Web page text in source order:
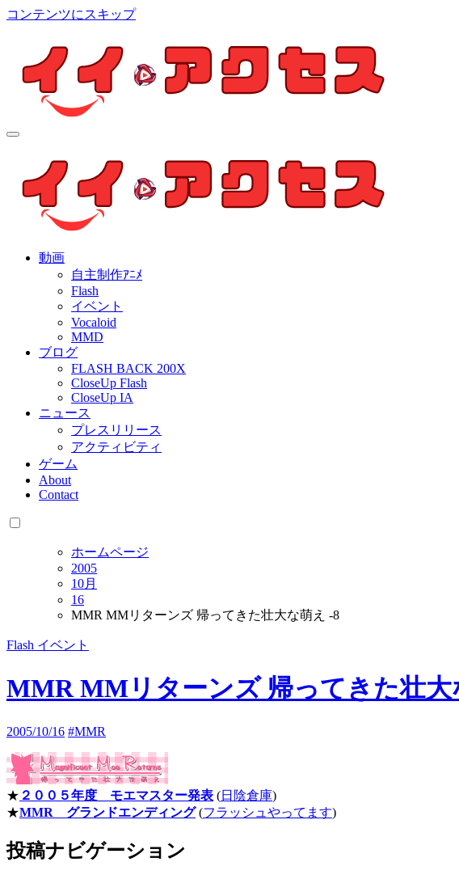
コンテンツにスキップ
個人制作アニメを中心とした動画紹介ブログ
動画
自主制作ｱﾆﾒ
Flash
イベント
Vocaloid
MMD
ブログ
FLASH BACK 200X
CloseUp Flash
CloseUp IA
ニュース
プレスリリース
アクティビティ
ゲーム
About
Contact
ホームページ
2005
10月
16
MMR MMリターンズ 帰ってきた壮大な萌え -8
Flash イベント
MMR MMリターンズ 帰ってきた壮大
2005/10/16 #MMR
★ ２００５年度 モエマスター発表 (日陰倉庫)
★MMR グランドエンディング(フラッシュやってます)
投稿ナビゲーション